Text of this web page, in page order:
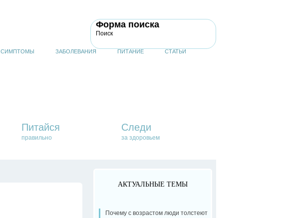
Форма поиска
Поиск
СИМПТОМЫ ЗАБОЛЕВАНИЯ ПИТАНИЕ СТАТЬИ
Питайся
правильно
Следи
за здоровьем
АКТУАЛЬНЫЕ ТЕМЫ
Почему с возрастом люди толстеют